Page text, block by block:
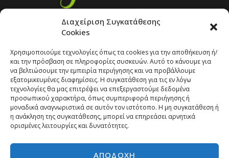
Διαχείριση Συγκατάθεσης
Cookies
Χρησιμοποιούμε τεχνολογίες όπως τα cookies για την αποθήκευση ή/
και την πρόσβαση σε πληροφορίες συσκευών. Αυτό το κάνουμε για
να βελτιώσουμε την εμπειρία περιήγησης και να προβάλλουμε
εξατομικευμένες διαφημίσεις. Η συγκατάθεση για τις εν λόγω
τεχνολογίες θα μας επιτρέψει να επεξεργαστούμε δεδομένα
προσωπικού χαρακτήρα, όπως συμπεριφορά περιήγησης ή
μοναδικά αναγνωριστικά σε αυτόν τον ιστότοπο. Η μη συγκατάθεση ή
η ανάκληση της συγκατάθεσης, μπορεί να επηρεάσει αρνητικά
ορισμένες λειτουργίες και δυνατότητες.
ΑΠΟΔΟΧΉ
Copyright © 2026 | Developed by Pr-om.gr
ΠΟΛΙΤΙΚΗ ΑΠΟΡΡΗΤΟΥΕΠΙΚΟΙΝΩΝΙΑ